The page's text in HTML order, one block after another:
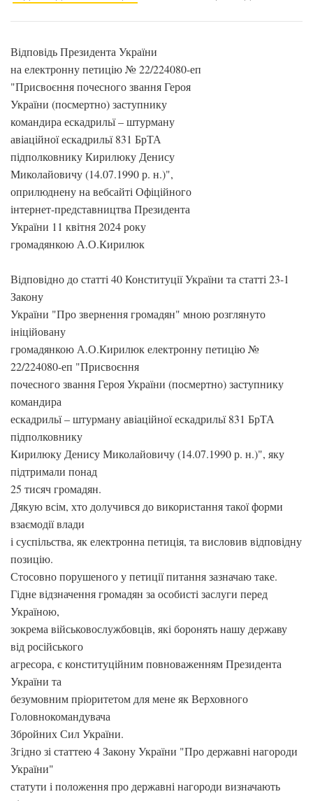
Відповідь Президента України
на електронну петицію № 22/224080-еп
"Присвоєння почесного звання Героя
України (посмертно) заступнику
командира ескадрильї – штурману
авіаційної ескадрильї 831 БрТА
підполковнику Кирилюку Денису
Миколайовичу (14.07.1990 р. н.)",
оприлюднену на вебсайті Офіційного
інтернет-представництва Президента
України 11 квітня 2024 року
громадянкою А.О.Кирилюк
Відповідно до статті 40 Конституції України та статті 23-1
Закону
України "Про звернення громадян" мною розглянуто
ініційовану
громадянкою А.О.Кирилюк електронну петицію №
22/224080-еп "Присвоєння
почесного звання Героя України (посмертно) заступнику
командира
ескадрильї – штурману авіаційної ескадрильї 831 БрТА
підполковнику
Кирилюку Денису Миколайовичу (14.07.1990 р. н.)", яку
підтримали понад
25 тисяч громадян.
Дякую всім, хто долучився до використання такої форми
взаємодії влади
і суспільства, як електронна петиція, та висловив відповідну
позицію.
Стосовно порушеного у петиції питання зазначаю таке.
Гідне відзначення громадян за особисті заслуги перед
Україною,
зокрема військовослужбовців, які боронять нашу державу
від російського
агресора, є конституційним повноваженням Президента
України та
безумовним пріоритетом для мене як Верховного
Головнокомандувача
Збройних Сил України.
Згідно зі статтею 4 Закону України "Про державні нагороди
України"
статути і положення про державні нагороди визначають